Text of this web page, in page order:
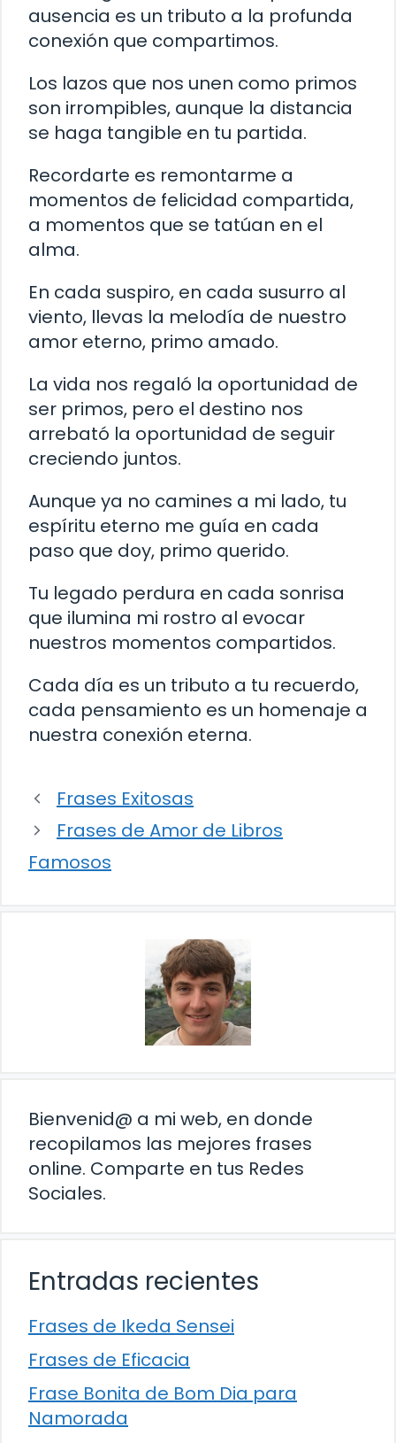
ausencia es un tributo a la profunda
conexión que compartimos.
Los lazos que nos unen como primos
son irrompibles, aunque la distancia
se haga tangible en tu partida.
Recordarte es remontarme a
momentos de felicidad compartida,
a momentos que se tatúan en el
alma.
En cada suspiro, en cada susurro al
viento, llevas la melodía de nuestro
amor eterno, primo amado.
La vida nos regaló la oportunidad de
ser primos, pero el destino nos
arrebató la oportunidad de seguir
creciendo juntos.
Aunque ya no camines a mi lado, tu
espíritu eterno me guía en cada
paso que doy, primo querido.
Tu legado perdura en cada sonrisa
que ilumina mi rostro al evocar
nuestros momentos compartidos.
Cada día es un tributo a tu recuerdo,
cada pensamiento es un homenaje a
nuestra conexión eterna.
Frases Exitosas
Frases de Amor de Libros
Famosos
Bienvenid@ a mi web, en donde
recopilamos las mejores frases
online. Comparte en tus Redes
Sociales.
Entradas recientes
Frases de Ikeda Sensei
Frases de Eficacia
Frase Bonita de Bom Dia para
Namorada